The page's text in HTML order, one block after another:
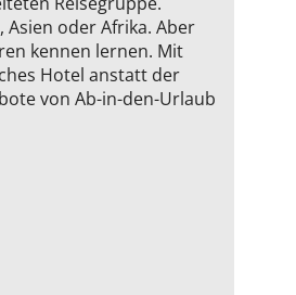
oder Afrika. Aber
kennen lernen. Mit
Hotel anstatt der
von Ab-in-den-Urlaub